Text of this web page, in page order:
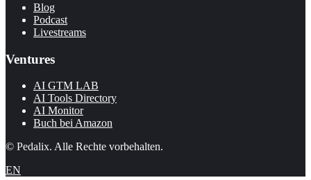
Blog
Podcast
Livestreams
Ventures
AI GTM LAB
AI Tools Directory
AI Monitor
Buch bei Amazon
© Pedalix. Alle Rechte vorbehalten.
EN